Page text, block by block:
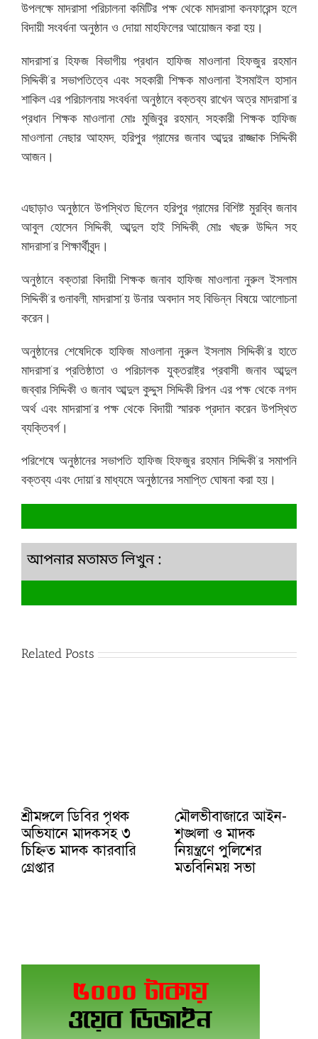
উপলক্ষে মাদরাসা পরিচালনা কমিটির পক্ষ থেকে মাদরাসা কনফারেন্স হলে
বিদায়ী সংবর্ধনা অনুষ্ঠান ও দোয়া মাহফিলের আয়োজন করা হয়।
মাদরাসা’র হিফজ বিভাগীয় প্রধান হাফিজ মাওলানা হিফজুর রহমান
সিদ্দিকী’র সভাপতিত্বে এবং সহকারী শিক্ষক মাওলানা ইসমাইল হাসান
শাকিল এর পরিচালনায় সংবর্ধনা অনুষ্ঠানে বক্তব্য রাখেন অত্র মাদরাসা’র
প্রধান শিক্ষক মাওলানা মোঃ মুজিবুর রহমান, সহকারী শিক্ষক হাফিজ
মাওলানা নেছার আহমদ, হরিপুর গ্রামের জনাব আব্দুর রাজ্জাক সিদ্দিকী
আজন।
এছাড়াও অনুষ্ঠানে উপস্থিত ছিলেন হরিপুর গ্রামের বিশিষ্ট মুরব্বি জনাব
আবুল হোসেন সিদ্দিকী, আব্দুল হাই সিদ্দিকী, মোঃ খছরু উদ্দিন সহ
মাদরাসা’র শিক্ষার্থীবৃন্দ।
অনুষ্ঠানে বক্তারা বিদায়ী শিক্ষক জনাব হাফিজ মাওলানা নুরুল ইসলাম
সিদ্দিকী’র গুনাবলী, মাদরাসা’য় উনার অবদান সহ বিভিন্ন বিষয়ে আলোচনা
করেন।
অনুষ্ঠানের শেষেদিকে হাফিজ মাওলানা নুরুল ইসলাম সিদ্দিকী’র হাতে
মাদরাসা’র প্রতিষ্ঠাতা ও পরিচালক যুক্তরাষ্ট্র প্রবাসী জনাব আব্দুল
জব্বার সিদ্দিকী ও জনাব আব্দুল কুদ্দুস সিদ্দিকী রিপন এর পক্ষ থেকে নগদ
অর্থ এবং মাদরাসা’র পক্ষ থেকে বিদায়ী স্মারক প্রদান করেন উপস্থিত
ব্যক্তিবর্গ।
পরিশেষে অনুষ্ঠানের সভাপতি হাফিজ হিফজুর রহমান সিদ্দিকী’র সমাপনি
বক্তব্য এবং দোয়া’র মাধ্যমে অনুষ্ঠানের সমাপ্তি ঘোষনা করা হয়।
আপনার মতামত লিখুন :
Related Posts
শ্রীমঙ্গলে ডিবির পৃথক
অভিযানে মাদকসহ ৩
চিহ্নিত মাদক কারবারি
গ্রেপ্তার
মৌলভীবাজারে আইন-
শৃঙ্খলা ও মাদক
নিয়ন্ত্রণে পুলিশের
মতবিনিময় সভা